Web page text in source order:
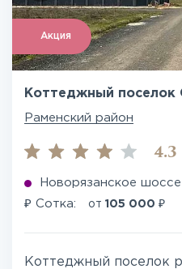
Акция
Коттеджный поселок
Раменский район
4.3
Новорязанское шоссе
₽ Сотка: от 105 000 ₽
Коттеджный поселок